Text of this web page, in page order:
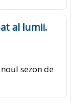
al lumii.
sezon de